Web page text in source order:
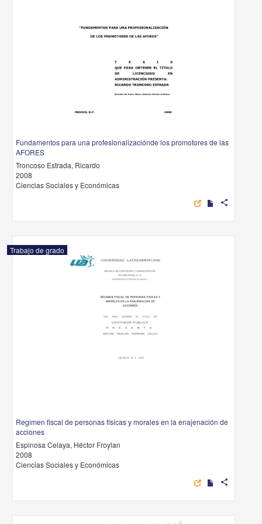
Fundamentos para una profesionalizaciónde los promotores de las
AFORES
Troncoso Estrada, Ricardo
2008
Ciencias Sociales y Económicas
share
Trabajo de grado
Regimen fiscal de personas físicas y morales en la enajenación de
acciones
Espinosa Celaya, Héctor Froylan
2008
Ciencias Sociales y Económicas
share